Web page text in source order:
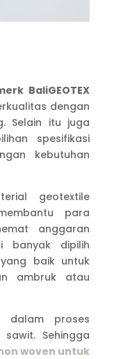
BaliGEOTEX
dengan
Selain itu juga
spesifikasi
kebutuhan
geotextile
para
anggaran
banyak dipilih
baik untuk
ambruk atau
dalam proses
Sehingga
woven untuk